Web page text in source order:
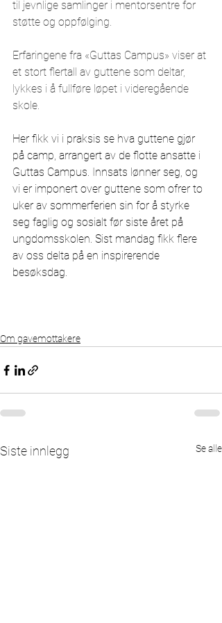
til jevnlige samlinger i mentorsentre for
støtte og oppfølging.
Erfaringene fra «Guttas Campus» viser at
et stort flertall av guttene som deltar,
lykkes i å fullføre løpet i videregående
skole.
Her fikk vi i praksis se hva guttene gjør
på camp, arrangert av de flotte ansatte i
Guttas Campus. Innsats lønner seg, og
vi er imponert over guttene som ofrer to
uker av sommerferien sin for å styrke
seg faglig og sosialt før siste året på
ungdomsskolen. Sist mandag fikk flere
av oss delta på en inspirerende
besøksdag.
Om gavemottakere
Siste innlegg Se alle